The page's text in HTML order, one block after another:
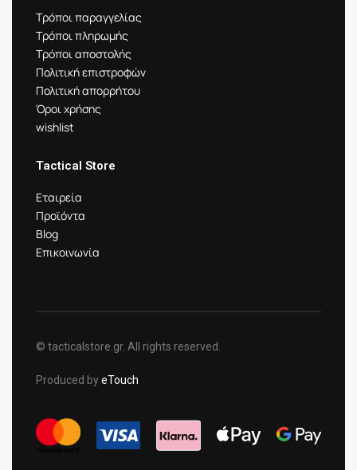
Τρόποι παραγγελίας
Τρόποι πληρωμής
Τρόποι αποστολής
Πολιτική επιστροφών
Πολιτική απορρήτου
Όροι χρήσης
wishlist
Tactical Store
Εταιρεία
Προϊόντα
Blog
Επικοινωνία
© tacticalstore.gr. All rights reserved.
Produced byeTouch